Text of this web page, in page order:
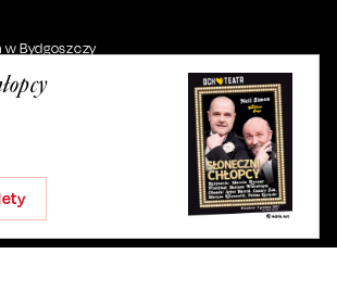
w Bydgoszczy
. Wszystkie prawa zastrzeżone.
Grottgera 4/2, 85-227 Bydgoszcz